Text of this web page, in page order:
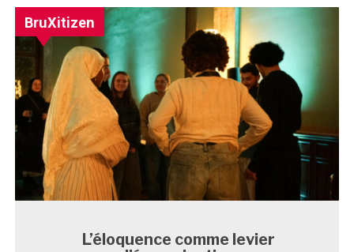
BruXitizen
L’éloquence comme levier